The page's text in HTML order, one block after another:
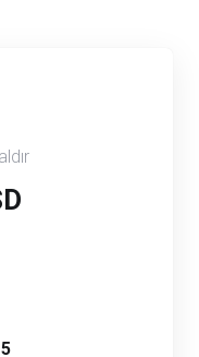
5